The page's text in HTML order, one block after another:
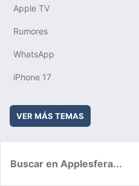
Apple TV
Rumores
WhatsApp
iPhone 17
VER MÁS TEMAS